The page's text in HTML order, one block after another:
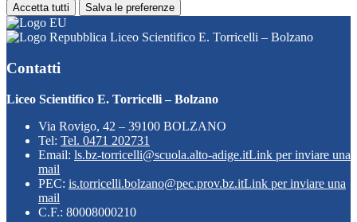
Accetta tutti Salva le preferenze
Liceo Scientifico E. Torricelli – Bolzano
Contatti
Liceo Scientifico E. Torricelli – Bolzano
Via Rovigo, 42 – 39100 BOLZANO
Tel: Tel. 0471 202731
Email: ls.bz-torricelli@scuola.alto-adige.itLink per inviare una
mail
PEC: is.torricelli.bolzano@pec.prov.bz.itLink per inviare una
mail
C.F.: 80008000210